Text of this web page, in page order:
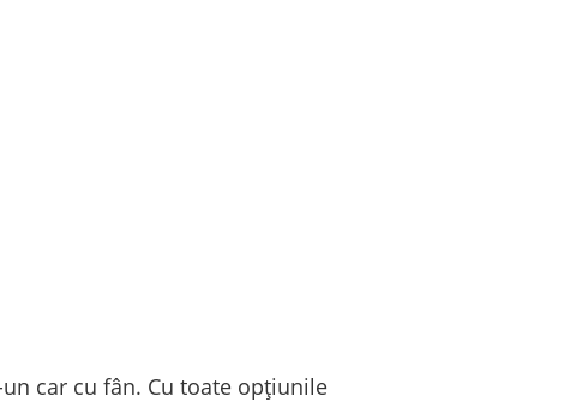
car cu fân. Cu toate opțiunile